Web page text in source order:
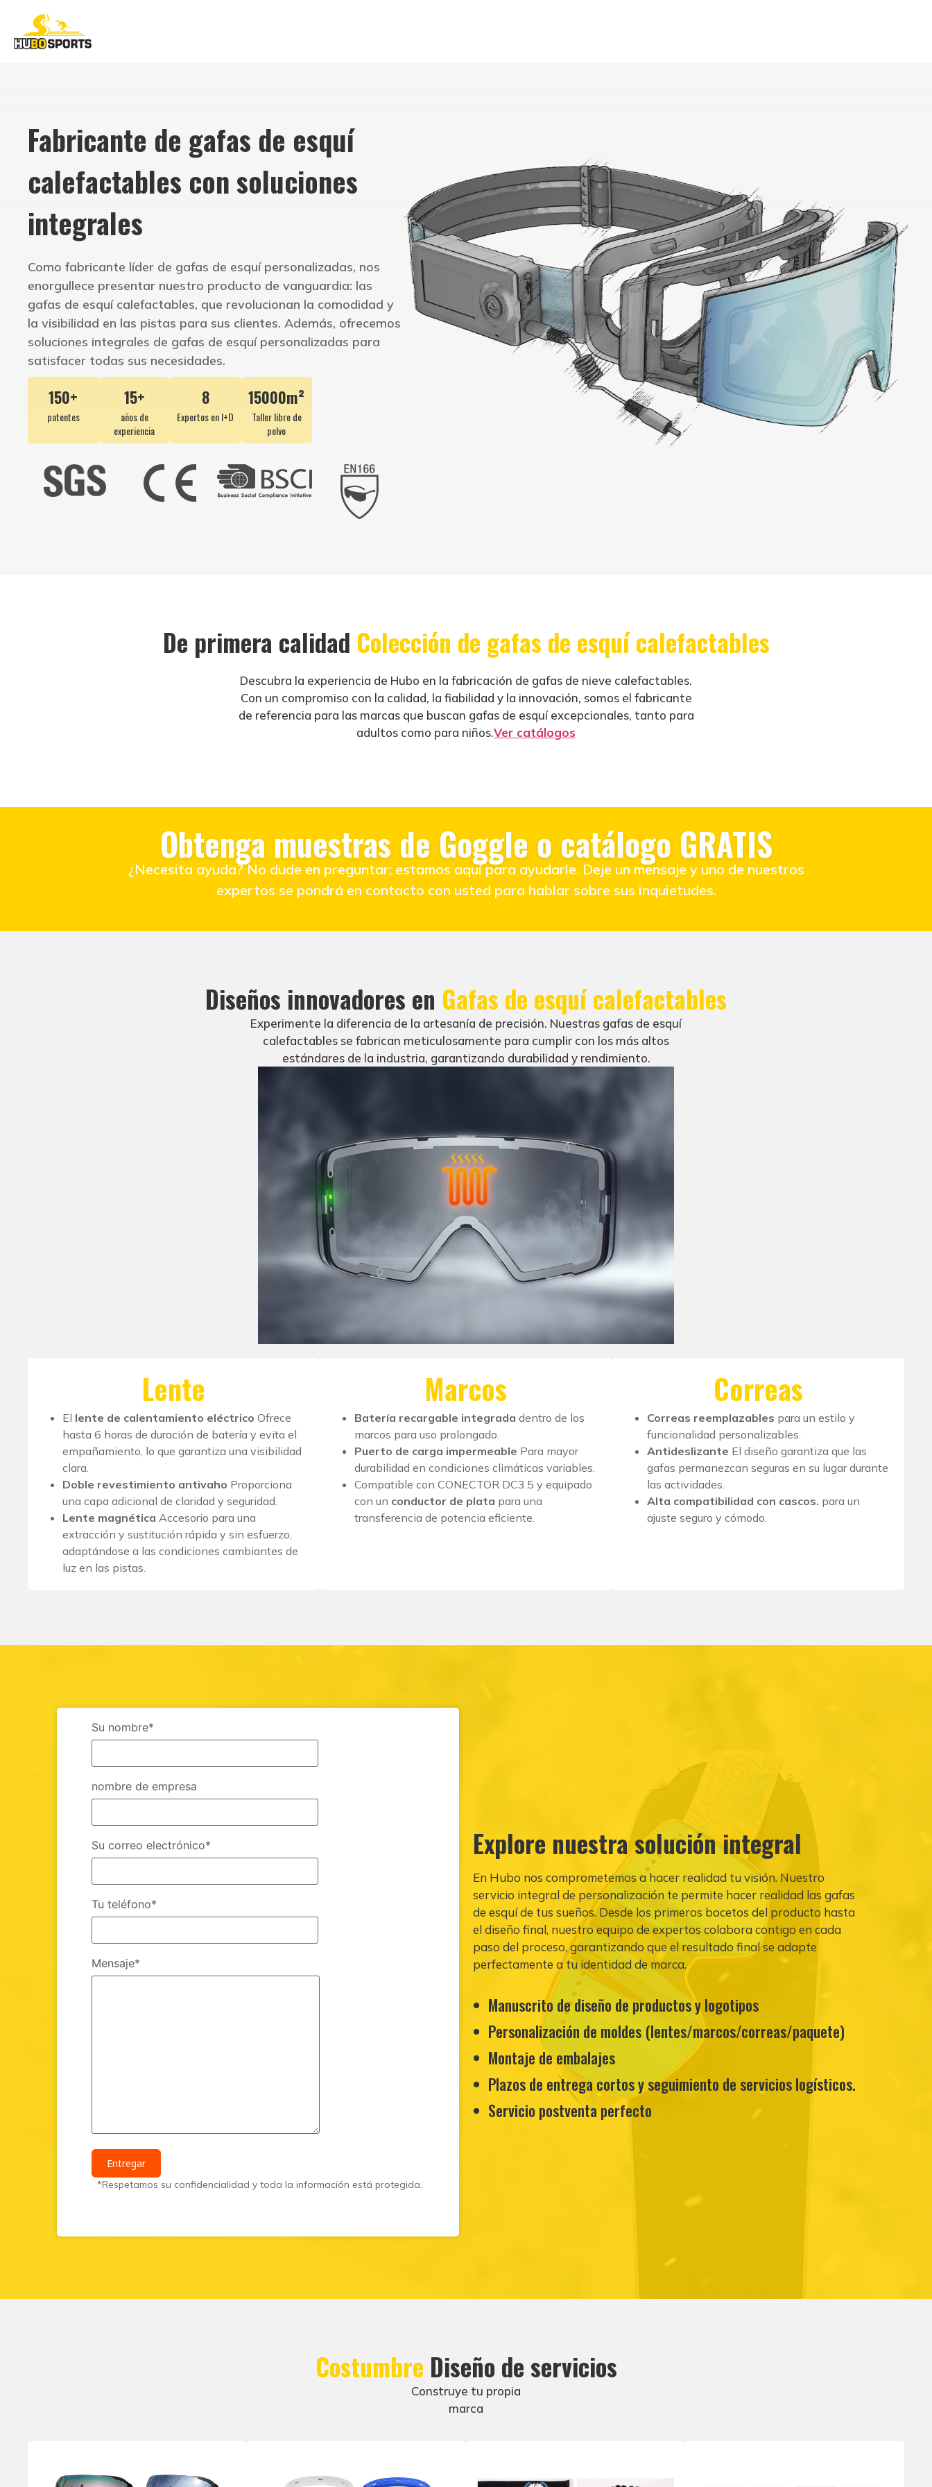
Fabricante de gafas de esquí
calefactables con soluciones
integrales
Como fabricante líder de gafas de esquí personalizadas, nos
enorgullece presentar nuestro producto de vanguardia: las
gafas de esquí calefactables, que revolucionan la comodidad y
la visibilidad en las pistas para sus clientes. Además, ofrecemos
soluciones integrales de gafas de esquí personalizadas para
satisfacer todas sus necesidades.
150+
patentes
15+
años de
experiencia
8
Expertos en I+D
15000m²
Taller libre de
polvo
De primera calidad Colección de gafas de esquí calefactables
Descubra la experiencia de Hubo en la fabricación de gafas de nieve calefactables.
Con un compromiso con la calidad, la fiabilidad y la innovación, somos el fabricante
de referencia para las marcas que buscan gafas de esquí excepcionales, tanto para
adultos como para niños.Ver catálogos
Obtenga muestras de Goggle o catálogo GRATIS
¿Necesita ayuda? No dude en preguntar; estamos aquí para ayudarle. Deje un mensaje y uno de nuestros
expertos se pondrá en contacto con usted para hablar sobre sus inquietudes.
Diseños innovadores en Gafas de esquí calefactables
Experimente la diferencia de la artesanía de precisión. Nuestras gafas de esquí
calefactables se fabrican meticulosamente para cumplir con los más altos
estándares de la industria, garantizando durabilidad y rendimiento.
Lente
El lente de calentamiento eléctrico Ofrece
hasta 6 horas de duración de batería y evita el
empañamiento, lo que garantiza una visibilidad
clara.
Doble revestimiento antivaho Proporciona
una capa adicional de claridad y seguridad.
Lente magnética Accesorio para una
extracción y sustitución rápida y sin esfuerzo,
adaptándose a las condiciones cambiantes de
luz en las pistas.
Marcos
Batería recargable integrada dentro de los
marcos para uso prolongado.
Puerto de carga impermeable Para mayor
durabilidad en condiciones climáticas variables.
Compatible con CONECTOR DC3.5 y equipado
con un conductor de plata para una
transferencia de potencia eficiente.
Correas
Correas reemplazables para un estilo y
funcionalidad personalizables.
Antideslizante El diseño garantiza que las
gafas permanezcan seguras en su lugar durante
las actividades.
Alta compatibilidad con cascos. para un
ajuste seguro y cómodo.
Su nombre*
nombre de empresa
Su correo electrónico*
Tu teléfono*
Mensaje*
*Respetamos su confidencialidad y toda la información está protegida.
Explore nuestra solución integral
En Hubo nos comprometemos a hacer realidad tu visión. Nuestro
servicio integral de personalización te permite hacer realidad las gafas
de esquí de tus sueños. Desde los primeros bocetos del producto hasta
el diseño final, nuestro equipo de expertos colabora contigo en cada
paso del proceso, garantizando que el resultado final se adapte
perfectamente a tu identidad de marca.
Manuscrito de diseño de productos y logotipos
Personalización de moldes (lentes/marcos/correas/paquete)
Montaje de embalajes
Plazos de entrega cortos y seguimiento de servicios logísticos.
Servicio postventa perfecto
Costumbre Diseño de servicios
Construye tu propia
marca